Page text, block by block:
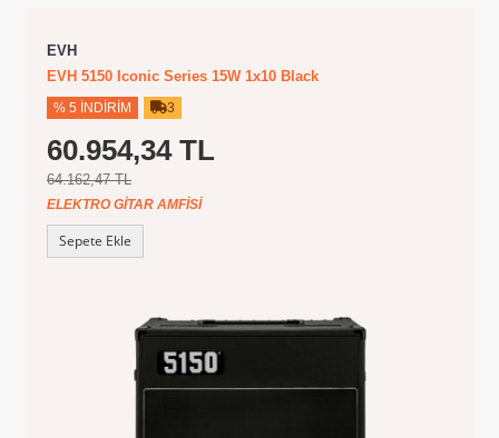
EVH
EVH 5150 Iconic Series 15W 1x10 Black
% 5 İNDIRIM 3
60.954,34 TL
64.162,47 TL
ELEKTRO GITAR AMFISI
Sepete Ekle